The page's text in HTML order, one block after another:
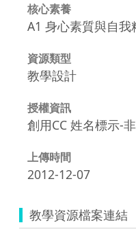
核心素養
A1 身心素質與自我
資源類型
教學設計
授權資訊
創用CC 姓名標示-
上傳時間
2012-12-07
教學資源檔案連結